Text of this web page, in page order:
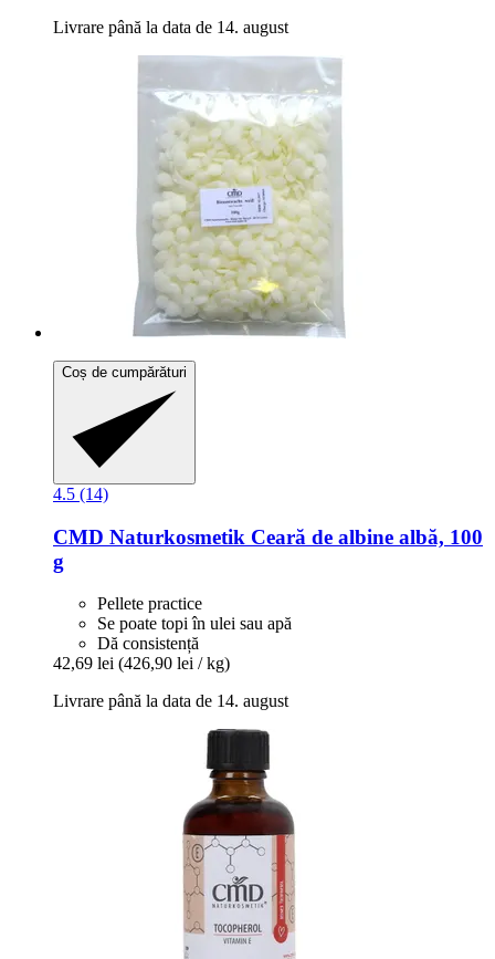
Livrare până la data de 14. august
Coș de cumpărături
4.5 (14)
CMD Naturkosmetik Ceară de albine albă, 100
g
Pellete practice
Se poate topi în ulei sau apă
Dă consistență
42,69 lei (426,90 lei / kg)
Livrare până la data de 14. august